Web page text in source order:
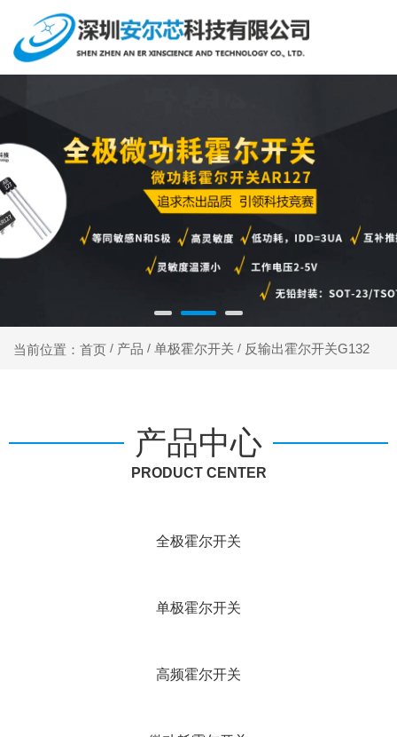
当前位置：首页 / 产品 / 单极霍尔开关 / 反输出霍尔开关G132
产品中心
PRODUCT CENTER
全极霍尔开关
单极霍尔开关
高频霍尔开关